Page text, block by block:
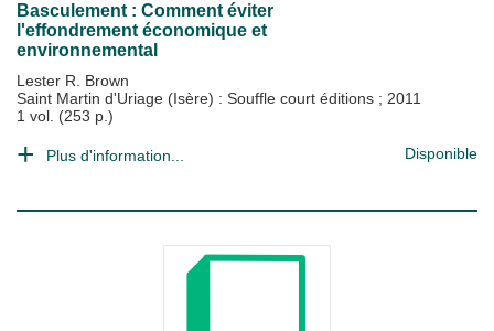
Basculement : Comment éviter
l'effondrement économique et
environnemental
Lester R. Brown
Saint Martin d'Uriage (Isère) : Souffle court éditions ; 2011
1 vol. (253 p.)
Plus d'information... Disponible